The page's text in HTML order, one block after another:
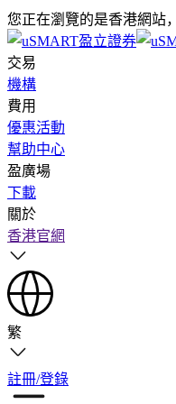
您正在瀏覽的是香港網站
交易
機構
費用
優惠活動
幫助中心
盈廣場
下載
關於
香港官網
繁
註冊/登錄